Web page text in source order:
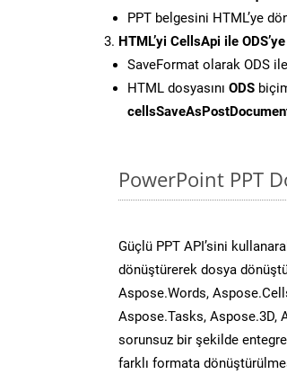
PPT belgesini HTML’ye
HTML’yi CellsApi ile
SaveFormat olarak ODS
HTML dosyasını ODS
PowerPoint PPT
Güçlü PPT API’sini
dönüştürerek dosya
Aspose.Words,
Aspose.Tasks, Aspose.3D,
sorunsuz bir şekilde
farklı formata